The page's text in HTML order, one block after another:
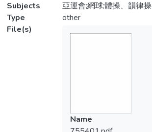
Subjects
亞運會;網球;體操、韻律操
Type
other
File(s)
Name